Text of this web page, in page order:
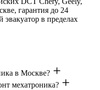
гарантия до 24
в пределах
в Москве?
мехатроника?